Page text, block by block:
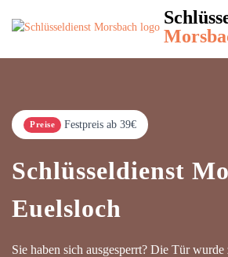
Preise Festpreis ab 39€
Schlüsseldienst
Euelsloch
Sie haben sich ausgesperrt? Die Tür